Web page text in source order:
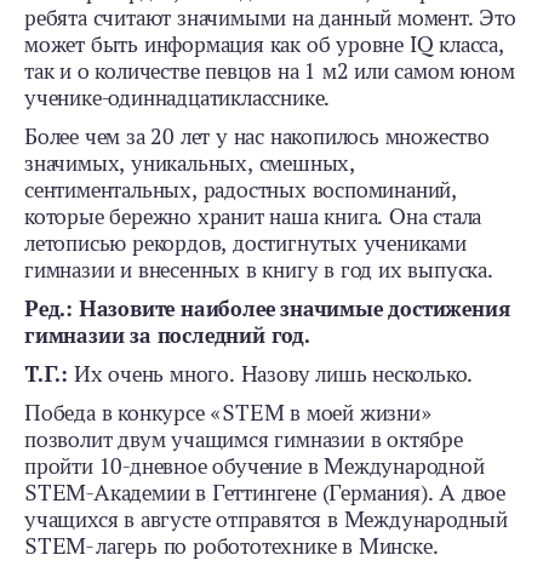
ребята считают значимыми на данный момент. Это
может быть информация как об уровне IQ класса,
так и о количестве певцов на 1 м2 или самом юном
ученике-­одиннадцатикласснике.
Более чем за 20 лет у нас накопилось множество
значимых, уникальных, смешных,
сентиментальных, радостных воспоминаний,
которые бережно хранит наша книга. Она стала
летописью рекордов, достигнутых учениками
гимназии и внесенных в книгу в год их выпуска.
Ред.: Назовите наиболее значимые достижения
гимназии за последний год.
Т.Г.: Их очень много. Назову лишь несколько.
Победа в конкурсе «STEM в моей жизни»
позволит двум учащимся гимназии в октябре
пройти 10-дневное обучение в Международной
STEM-Академии в Геттингене (Германия). А двое
учащихся в августе отправятся в Международный
STEM‑лагерь по робототехнике в Минске.